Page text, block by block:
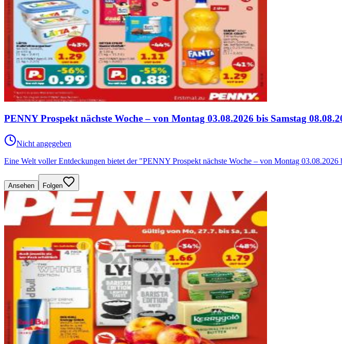
PENNY Prospekt nächste Woche – von Montag 03.08.2026 bis Samstag
Nicht angegeben
Eine Welt voller Entdeckungen bietet der "PENNY Prospekt nächste Woche – von Montag
Ansehen Folgen